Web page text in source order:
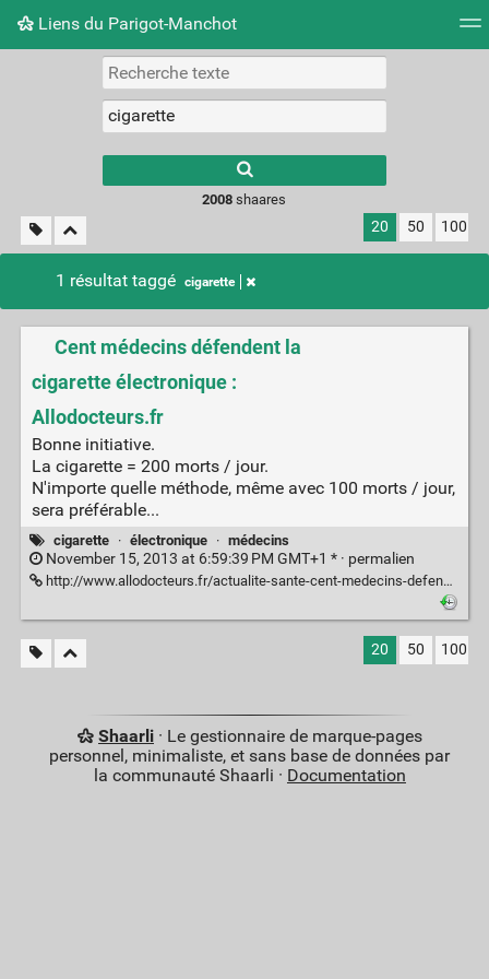
Liens du Parigot-Manchot
Nuage de tags Mur d'images
2008 shaares
20 50 100
1 résultat taggé cigarette
Cent médecins défendent la
cigarette électronique :
Allodocteurs.fr
Bonne initiative.
La cigarette = 200 morts / jour.
N'importe quelle méthode, même avec 100 morts / jour,
sera préférable...
cigarette · électronique · médecins
November 15, 2013 at 6:59:39 PM GMT+1 * · permalien
http://www.allodocteurs.fr/actualite-sante-cent-medecins-defendent-la-cigarette-electronique-11768.asp
20 50 100
Shaarli· Le gestionnaire de marque-pages
personnel, minimaliste, et sans base de données par
la communauté Shaarli · Documentation